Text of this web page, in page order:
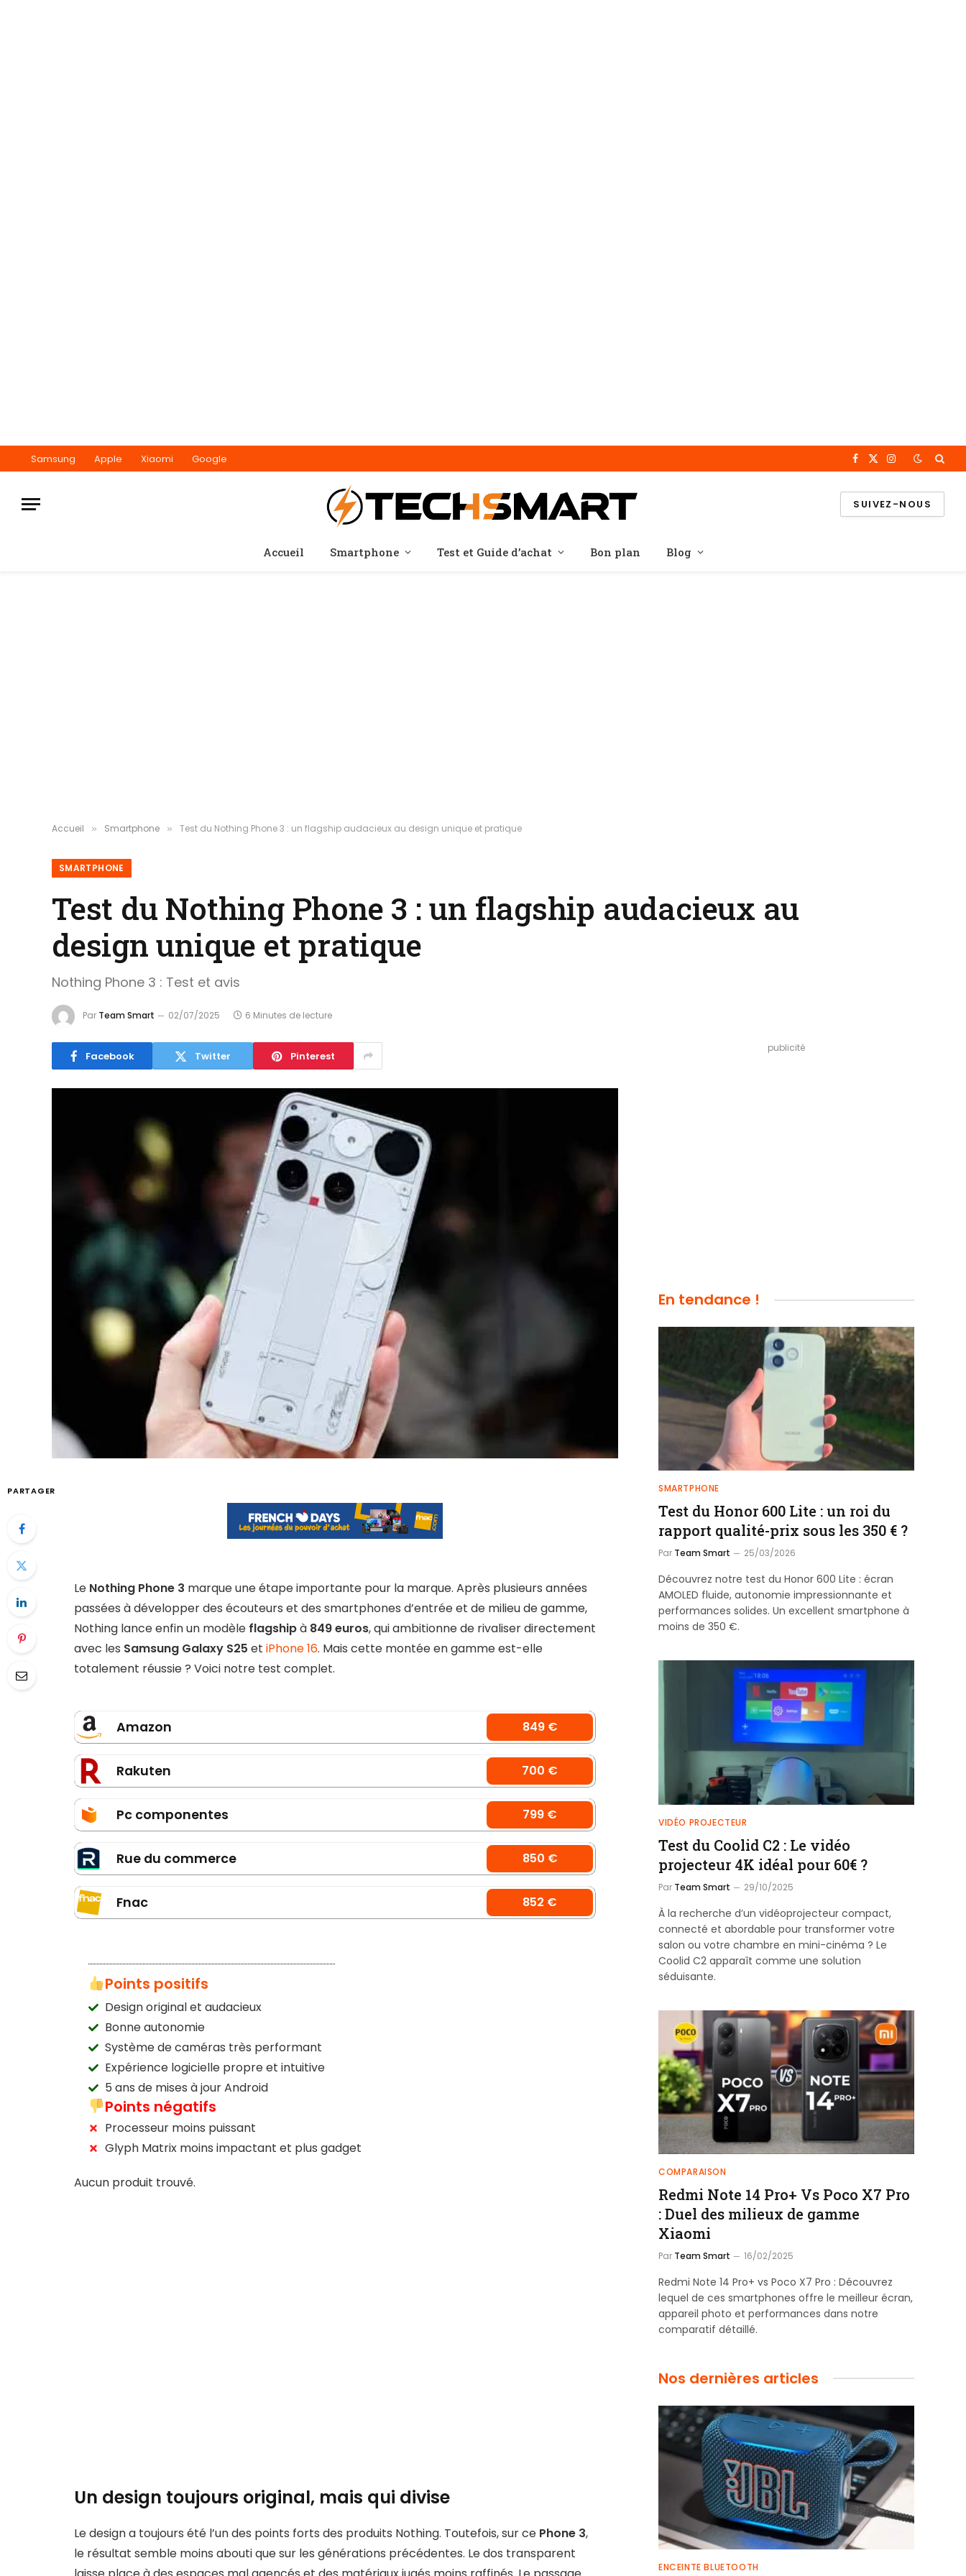
Samsung Apple Xiaomi Google Facebook
X
Instagram
SUIVEZ-NOUS
Accueil Smartphone Test et Guide d’achat Bon plan Blog
Accueil » Smartphone » Test du Nothing Phone 3 : un flagship audacieux au design unique et pratique
SMARTPHONE
Test du Nothing Phone 3 : un flagship audacieux au
design unique et pratique
Nothing Phone 3 : Test et avis
Par Team Smart 02/07/2025 6 Minutes de lecture
Facebook Twitter Pinterest
PARTAGER
Le Nothing Phone 3 marque une étape importante pour la marque. Après plusieurs années
passées à développer des écouteurs et des smartphones d’entrée et de milieu de gamme,
Nothing lance enfin un modèle flagshipà 849 euros, qui ambitionne de rivaliser directement
avec les Samsung Galaxy S25 et iPhone 16. Mais cette montée en gamme est-elle
totalement réussie ? Voici notre test complet.
Amazon 849 €
Rakuten 700 €
Pc componentes 799 €
Rue du commerce 850 €
Fnac 852 €
Points positifs
Design original et audacieux
Bonne autonomie
Système de caméras très performant
Expérience logicielle propre et intuitive
5 ans de mises à jour Android
Points négatifs
Processeur moins puissant
Glyph Matrix moins impactant et plus gadget
Aucun produit trouvé.
Un design toujours original, mais qui divise
Le design a toujours été l’un des points forts des produits Nothing. Toutefois, sur ce Phone 3,
le résultat semble moins abouti que sur les générations précédentes. Le dos transparent
publicité
En tendance !
SMARTPHONE
Test du Honor 600 Lite : un roi du
rapport qualité-prix sous les 350 € ?
Par Team Smart 25/03/2026
Découvrez notre test du Honor 600 Lite : écran
AMOLED fluide, autonomie impressionnante et
performances solides. Un excellent smartphone à
moins de 350 €.
VIDÉO PROJECTEUR
Test du Coolid C2 : Le vidéo
projecteur 4K idéal pour 60€ ?
Par Team Smart 29/10/2025
À la recherche d’un vidéoprojecteur compact,
connecté et abordable pour transformer votre
salon ou votre chambre en mini-cinéma ? Le
Coolid C2 apparaît comme une solution
séduisante.
COMPARAISON
Redmi Note 14 Pro+ Vs Poco X7 Pro
: Duel des milieux de gamme
Xiaomi
Par Team Smart 16/02/2025
Redmi Note 14 Pro+ vs Poco X7 Pro : Découvrez
lequel de ces smartphones offre le meilleur écran,
appareil photo et performances dans notre
comparatif détaillé.
Nos dernières articles
ENCEINTE BLUETOOTH